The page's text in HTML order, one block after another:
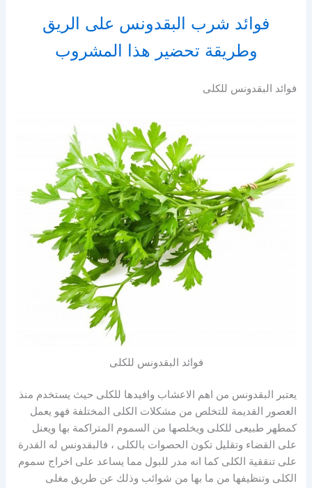
فوائد شرب البقدونس على الريق
وطريقة تحضير هذا المشروب
فوائد البقدونس للكلى
فوائد البقدونس للكلى
يعتبر البقدونس من اهم الاعشاب وافيدها للكلى حيث يستخدم منذ
العصور القديمة للتخلص من مشكلات الكلى المختلفة فهو يعمل
كمطهر طبيعى للكلى ويخلصها من السموم المتراكمة بها ويعنل
على القضاء وتقليل تكون الحصوات بالكلى ، فالبقدونس له القدرة
على تنققية الكلى كما انه مدر للبول مما يساعد على اخراج سموم
الكلى وتنظيفها من ما بها من شوائب وذلك عن طريق مغلى